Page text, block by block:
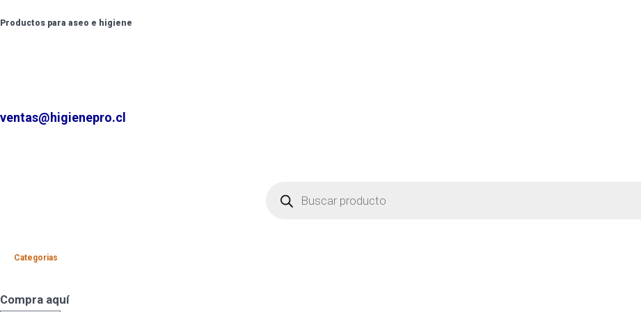
Productos para aseo e higiene
ventas@higienepro.cl
Categorias
Compra aquí